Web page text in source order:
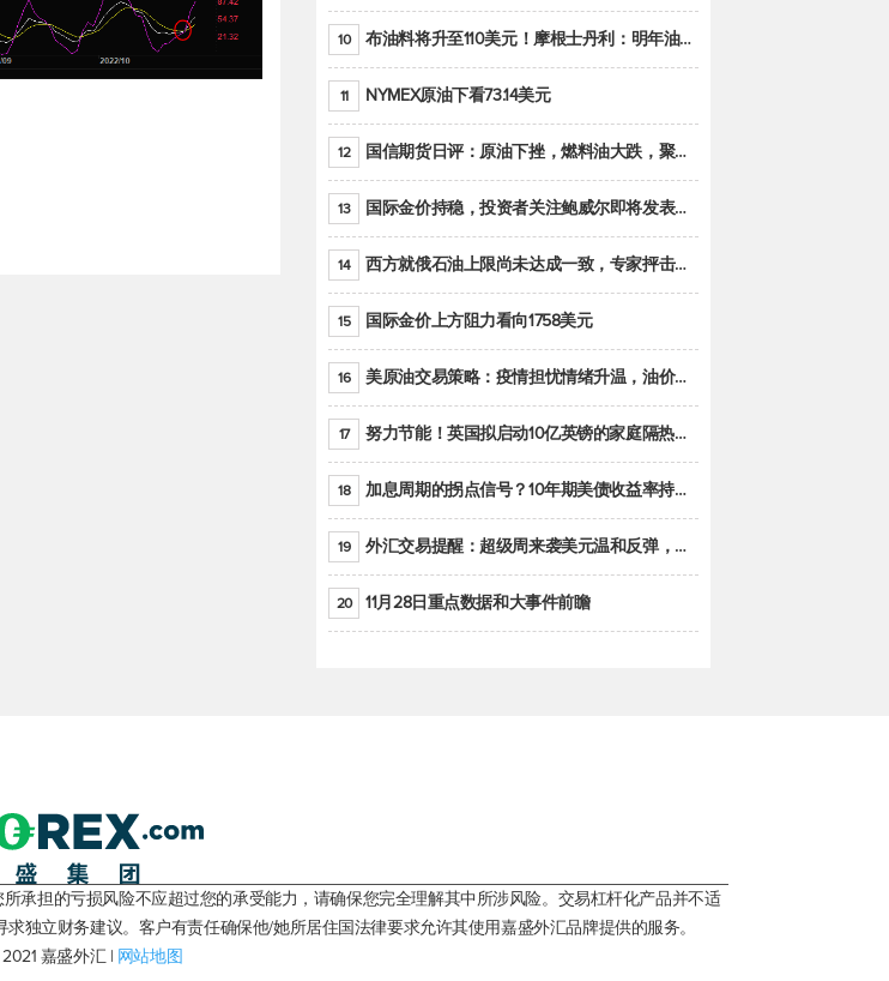
10 布油料将升至110美元！摩根士丹利：明年油市面临七大不确定性
11 NYMEX原油下看73.14美元
12 国信期货日评：原油下挫，燃料油大跌，聚烯烃谨慎回调
13 国际金价持稳，投资者关注鲍威尔即将发表的讲话
14 西方就俄石油上限尚未达成一致，专家抨击限价是无用功
15 国际金价上方阻力看向1758美元
16 美原油交易策略：疫情担忧情绪升温，油价跌创年内新低
17 努力节能！英国拟启动10亿英镑的家庭隔热工程 减少能源消耗
18 加息周期的拐点信号？10年期美债收益率持续低于联邦基金利率目标区间
19 外汇交易提醒：超级周来袭美元温和反弹，警惕筑底可能性
20 11月28日重点数据和大事件前瞻
承担的亏损风险不应超过您的承受能力，请确保您完全理解其中所涉风险。交易杠杆化产品并不适
独立财务建议。客户有责任确保他/她所居住国法律要求允许其使用嘉盛外汇品牌提供的服务。
嘉盛外汇 | 网站地图